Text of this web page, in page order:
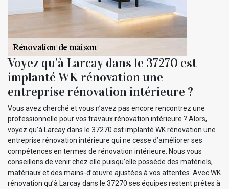
Voyez qu’à Larcay dans le 37270 est
implanté WK rénovation une
entreprise rénovation intérieure ?
Vous avez cherché et vous n’avez pas encore rencontrez une
professionnelle pour vos travaux rénovation intérieure ? Alors,
voyez qu’à Larcay dans le 37270 est implanté WK rénovation une
entreprise rénovation intérieure qui ne cesse d’améliorer ses
compétences en termes de rénovation intérieure. Nous vous
conseillons de venir chez elle puisqu’elle possède des matériels,
matériaux et des mains-d’œuvre ajustées à vos attentes. Avec WK
rénovation qu’à Larcay dans le 37270 ses équipes restent prêtes à